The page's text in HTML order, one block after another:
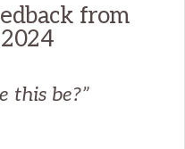
from
this be?”